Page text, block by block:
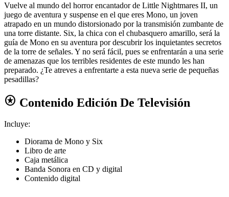
Vuelve al mundo del horror encantador de Little Nightmares II, un
juego de aventura y suspense en el que eres Mono, un joven
atrapado en un mundo distorsionado por la transmisión zumbante de
una torre distante. Six, la chica con el chubasquero amarillo, será la
guía de Mono en su aventura por descubrir los inquietantes secretos
de la torre de señales. Y no será fácil, pues se enfrentarán a una serie
de amenazas que los terribles residentes de este mundo les han
preparado. ¿Te atreves a enfrentarte a esta nueva serie de pequeñas
pesadillas?
stars Contenido Edición De Televisión
Incluye:
Diorama de Mono y Six
Libro de arte
Caja metálica
Banda Sonora en CD y digital
Contenido digital